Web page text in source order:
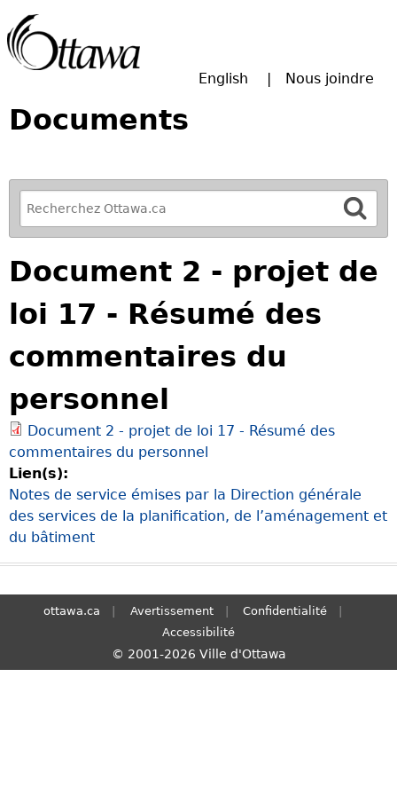
English Nous joindre
Documents
R
e
f
i
n
e
y
o
u
r
S
e
a
r
c
h
Document 2 - projet de
loi 17 - Résumé des
commentaires du
personnel
Document 2 - projet de loi 17 - Résumé des
commentaires du personnel
Lien(s):
Notes de service émises par la Direction générale
des services de la planification, de l’aménagement et
du bâtiment
ottawa.ca Avertissement
Confidentialité
Accessibilité
© 2001-2026 Ville d'Ottawa